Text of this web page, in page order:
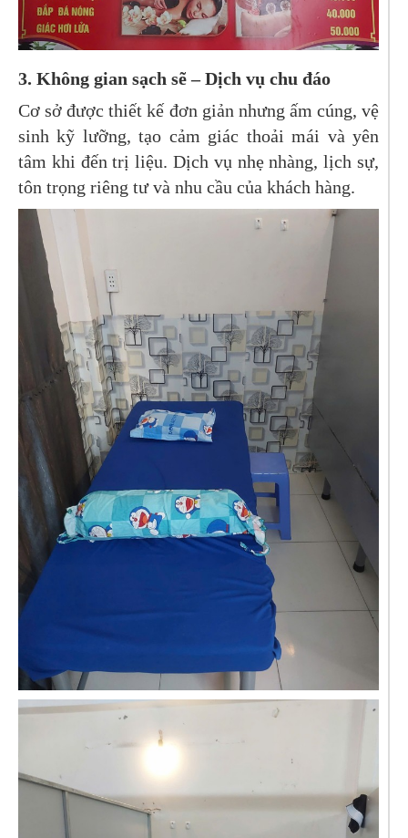
3. Không gian sạch sẽ – Dịch vụ chu đáo
Cơ sở được thiết kế đơn giản nhưng ấm cúng, vệ
sinh kỹ lưỡng, tạo cảm giác thoải mái và yên
tâm khi đến trị liệu. Dịch vụ nhẹ nhàng, lịch sự,
tôn trọng riêng tư và nhu cầu của khách hàng.